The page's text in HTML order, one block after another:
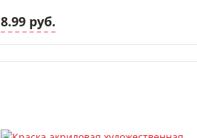
8.99 руб.